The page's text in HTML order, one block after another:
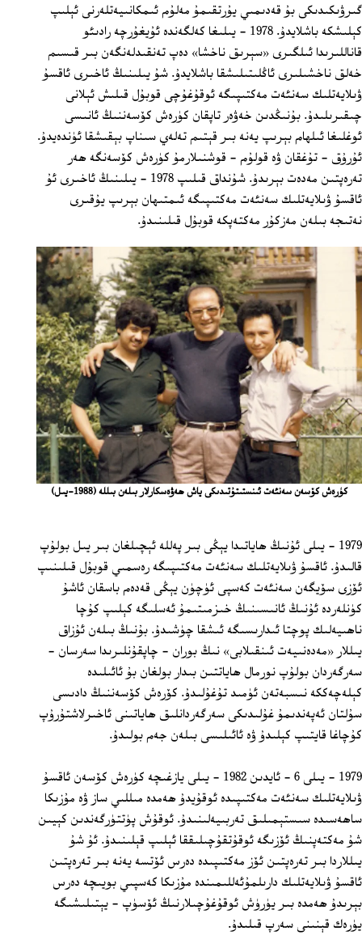
گىرۋىكىدىكى بۇ قەدىمىي يۇرتقىمۇ مەلۇم ئىمكانىيەتلەرنى ئېلىپ
كېلىشكە باشلايدۇ. 1978 - يىلىغا كەلگەندە ئۇيغۇرچە رادىئو
قاناللىرىدا ئىلگىرى «سېرىق ناخشا» دەپ تەنقىدلەنگەن بىر قىسىم
خەلق ناخشىلىرى ئاڭلىتىلىشقا باشلايدۇ. شۇ يىلىنىڭ ئاخىرى ئاقسۇ
ۋىلايەتلىك سەنئەت مەكتىپىگە ئوقۇغۇچى قوبۇل قىلىش ئېلانى
چىقىرىلىدۇ. بۇنىڭدىن خەۋەر تاپقان كۈرەش كۆسەننىڭ ئانىسى
ئوغلىغا ئىلھام بېرىپ يەنە بىر قېتىم تەلەي سىناپ بېقىشقا ئۈندەيدۇ.
ئۇرۇق - تۇغقان ۋە قولۇم - قوشنىلارمۇ كۈرەش كۆسەنگە ھەر
تەرەپتىن مەدەت بېرىدۇ. شۇنداق قىلىپ 1978 - يىلىنىڭ ئاخىرى ئۇ
ئاقسۇ ۋىلايەتلىك سەنئەت مەكتىپىگە ئىمتىھان بېرىپ يۇقىرى
نەتىجە بىلەن مەزكۇر مەكتەپكە قوبۇل قىلىنىدۇ.
كۈرەش كۆسەن سەنئەت ئىنستىتۇتىدىكى ياش ھەۋەسكارلار بىلەن بىللە (1988-يىل)
1979 - يىلى ئۇنىڭ ھاياتىدا يېڭى بىر پەللە ئېچىلغان بىر يىل بولۇپ
قالىدۇ. ئاقسۇ ۋىلايەتلىك سەنئەت مەكتىپىگە رەسمىي قوبۇل قىلىنىپ
ئۆزى سۆيگەن سەنئەت كەسپى ئۈچۈن يېڭى قەدەم باسقان ئاشۇ
كۈنلەردە ئۇنىڭ ئانىسىنىڭ خىزمىتىمۇ ئەسلىگە كېلىپ كۇچا
ناھىيەلىك پوچتا ئىدارىسىگە ئىشقا چۈشىدۇ. بۇنىڭ بىلەن ئۇزاق
يىللار «مەدەنىيەت ئىنقىلابى» نىڭ بوران - چاپقۇنلىرىدا سەرسان -
سەرگەردان بولۇپ نورمال ھاياتتىن بىدار بولغان بۇ ئائىلىدە
كېلەچەككە نىسبەتەن ئۈمىد تۇغۇلىدۇ. كۆرەش كۆسەننىڭ دادىسى
سۇلتان ئەپەندىمۇ غۇلىدىكى سەرگەردانلىق ھاياتىنى ئاخىرلاشتۇرۇپ
كۇچاغا قايتىپ كېلىدۇ ۋە ئائىلىسى بىلەن جەم بولىدۇ.
1979 - يىلى 6 - ئايدىن 1982 - يىلى يازغىچە كۈرەش كۆسەن ئاقسۇ
ۋىلايەتلىك سەنئەت مەكتىپىدە ئوقۇيدۇ ھەمدە مىللىي ساز ۋە مۇزىكا
ساھەسىدە سىستېمىلىق تەربىيەلىنىدۇ. ئوقۇش پۈتتۈرگەندىن كېيىن
شۇ مەكتەپنىڭ ئۆزىگە ئوقۇتقۇچىلىققا ئېلىپ قېلىنىدۇ. ئۇ شۇ
يىللاردا بىر تەرەپتىن ئۆز مەكتىپىدە دەرس ئۆتسە يەنە بىر تەرەپتىن
ئاقسۇ ۋىلايەتلىك دارىلمۇئەللىمىندە مۇزىكا كەسپىي بويىچە دەرس
بېرىدۇ ھەمدە بىر يۈرۈش ئوقۇغۇچىلارنىڭ ئۆسۈپ - يېتىلىشىگە
يۈرەك قېنىنى سەرپ قىلىدۇ.